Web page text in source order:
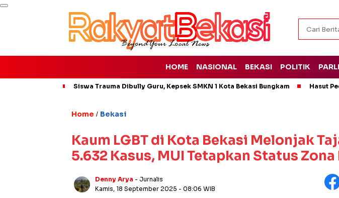
HOME NASIONAL BEKASI POLITIK
Siswa Trauma Dibully Guru, Kepsek SMKN 1 Kota Bekasi Bungkam Hasut
Home / Bekasi
Kaum LGBT di Kota Bekasi Melonjak
5.632 Kasus, MUI Tetapkan Status Zona
Denny Arya - Jurnalis
Kamis, 18 September 2025 - 08:06 WIB